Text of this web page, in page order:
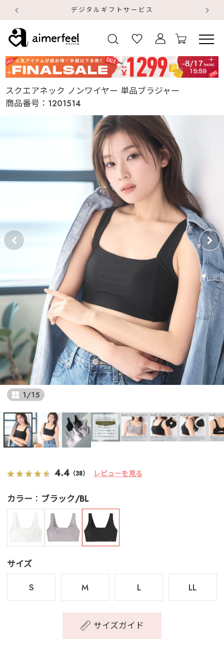
デジタルギフトサービス
スクエアネック ノンワイヤー 単品ブラジャー
商品番号： 1201514
1/15
4.4 （38） レビューを見る
カラー ブラック/BL
サイズ
S
M L LL
サイズガイド